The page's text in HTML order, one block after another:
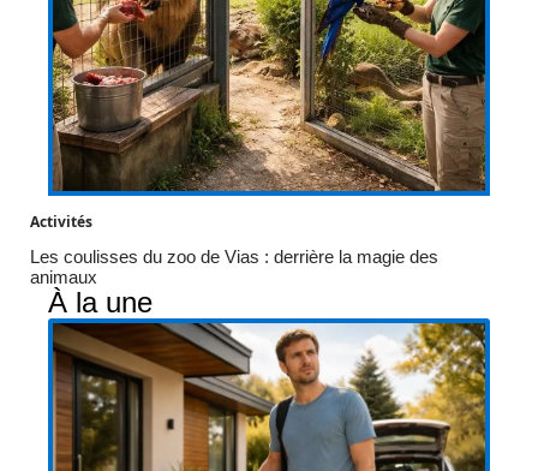
Activités
Les coulisses du zoo de Vias : derrière la magie des
animaux
À la une